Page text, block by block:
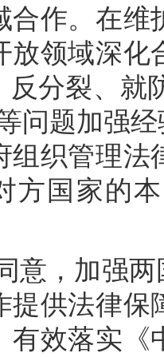
合作。在维
放领域深化
反分裂、就
问题加强
组织管理法
方国家的
意，加强
提供法律保
有效落实《